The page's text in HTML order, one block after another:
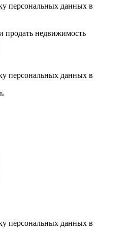
персональных данных в
недвижимость
персональных данных в
персональных данных в